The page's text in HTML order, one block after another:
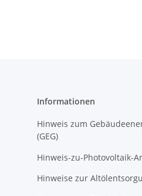
Informationen
Hinweis zum
(GEG)
Hinweis-zu-Photovoltaik-
Hinweise zur